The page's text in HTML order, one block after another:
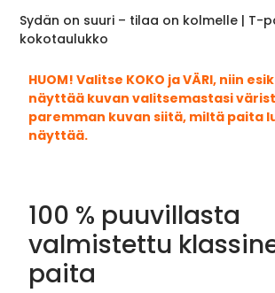
Sydän on suuri – tilaa on kolmelle | T-
kokotaulukko
HUOM! Valitse KOKO ja VÄRI, niin
näyttää kuvan valitsemastasi
paremman kuvan siitä, miltä paita
näyttää.
100 % puuvillasta
valmistettu
paita